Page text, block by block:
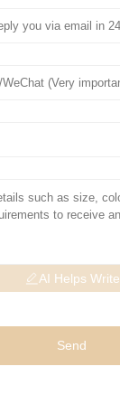
AI Helps Write
Send